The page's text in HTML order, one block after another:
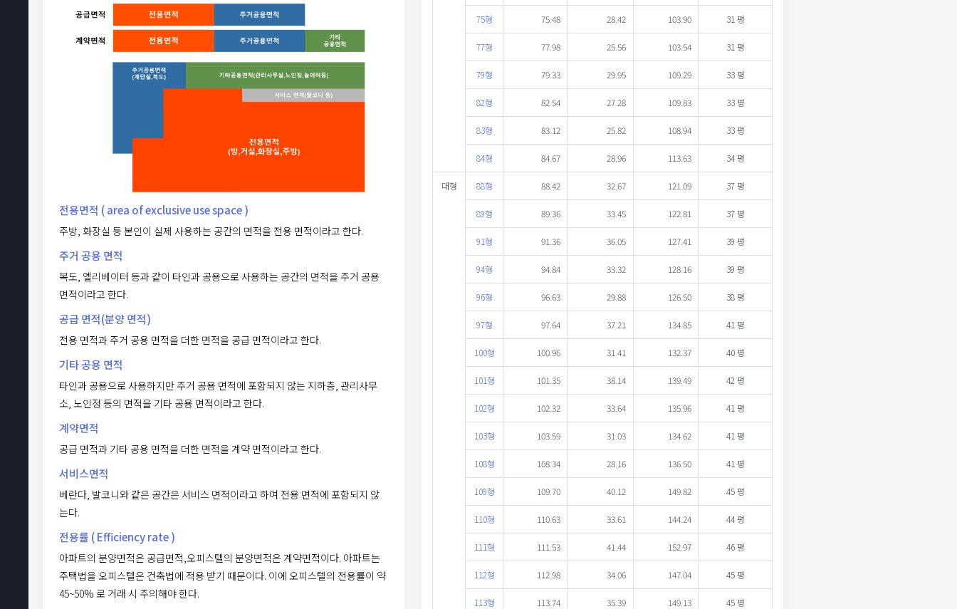
전용면적 ( area of exclusive use space )
주방, 화장실 등 본인이 실제 사용하는 공간의 면적을 전용 면적이라고 한다.
주거 공용 면적
복도, 엘리베이터 등과 같이 타인과 공용으로 사용하는 공간의 면적을 주거 공용
면적이라고 한다.
공급 면적(분양 면적)
전용 면적과 주거 공용 면적을 더한 면적을 공급 면적이라고 한다.
기타 공용 면적
타인과 공용으로 사용하지만 주거 공용 면적에 포함되지 않는 지하층, 관리사무
소, 노인정 등의 면적을 기타 공용 면적이라고 한다.
계약면적
공급 면적과 기타 공용 면적을 더한 면적을 계약 면적이라고 한다.
서비스면적
베란다, 발코니와 같은 공간은 서비스 면적이라고 하여 전용 면적에 포함되지 않
는다.
전용률 ( Efficiency rate )
아파트의 분양면적은 공급면적,오피스텔의 분양면적은 계약면적이다. 아파트는
주택법을 오피스텔은 건축법에 적용 받기 때문이다. 이에 오피스텔의 전용률이 약
45~50% 로 거래 시 주의해야 한다.
75형 75.48 28.42 103.90 31 평
77형 77.98 25.56 103.54 31 평
79형 79.33 29.95 109.29 33 평
82형 82.54 27.28 109.83 33 평
83형 83.12 25.82 108.94 33 평
84형 84.67 28.96 113.63 34 평
대형 88형 88.42 32.67 121.09 37 평
89형 89.36 33.45 122.81 37 평
91형 91.36 36.05 127.41 39 평
94형 94.84 33.32 128.16 39 평
96형 96.63 29.88 126.50 38 평
97형 97.64 37.21 134.85 41 평
100형 100.96 31.41 132.37 40 평
101형 101.35 38.14 139.49 42 평
102형 102.32 33.64 135.96 41 평
103형 103.59 31.03 134.62 41 평
108형 108.34 28.16 136.50 41 평
109형 109.70 40.12 149.82 45 평
110형 110.63 33.61 144.24 44 평
111형 111.53 41.44 152.97 46 평
112형 112.98 34.06 147.04 45 평
113형 113.74 35.39 149.13 45 평